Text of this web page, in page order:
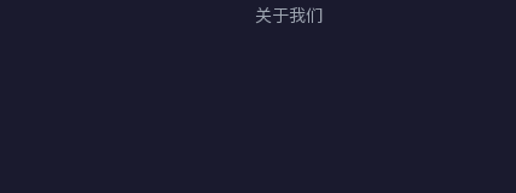
关于我们